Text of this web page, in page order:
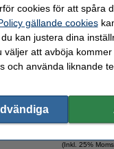
valde ofta även dessa
123-3D Glidmutter M4 för
(Inkl. 25%
cookies för att spåra
gällande cookies
kan justera dina
väljer att avböja
och använda liknande